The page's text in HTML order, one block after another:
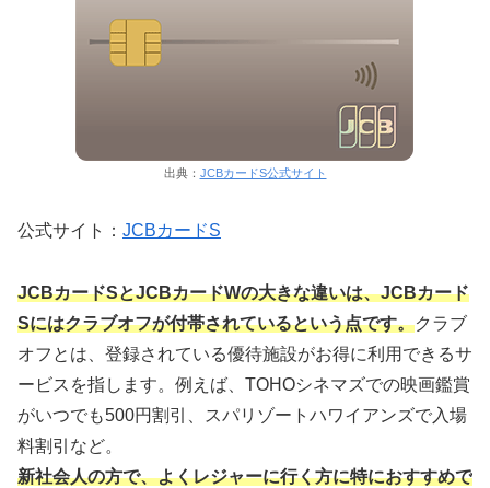
出典： JCBカードS公式サイト
公式サイト： JCBカードS
JCBカードSとJCBカードWの大きな違いは、JCBカード
Sにはクラブオフが付帯されているという点です。クラブ
オフとは、登録されている優待施設がお得に利用できるサ
ービスを指します。例えば、TOHOシネマズでの映画鑑賞
がいつでも500円割引、スパリゾートハワイアンズで入場
料割引など。
新社会人の方で、よくレジャーに行く方に特におすすめで